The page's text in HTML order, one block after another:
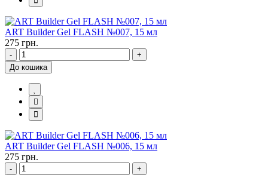
ART Builder Gel FLASH №007, 15 мл
275 грн.
-
+
До кошика
ART Builder Gel FLASH №006, 15 мл
275 грн.
-
+